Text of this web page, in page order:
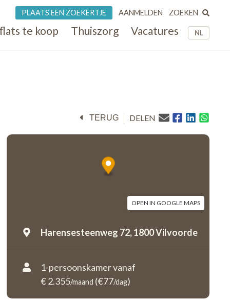
NL
te koop Thuiszorg Vacatures
PLAATS EEN ZOEKERTJE AANMELDEN ZOEKEN
TERUG DELEN
OPEN IN GOOGLE MAPS
Harensesteenweg 72,1800 Vilvoorde
1-persoonskamer vanaf
€ 2.355/maand (€77/dag)